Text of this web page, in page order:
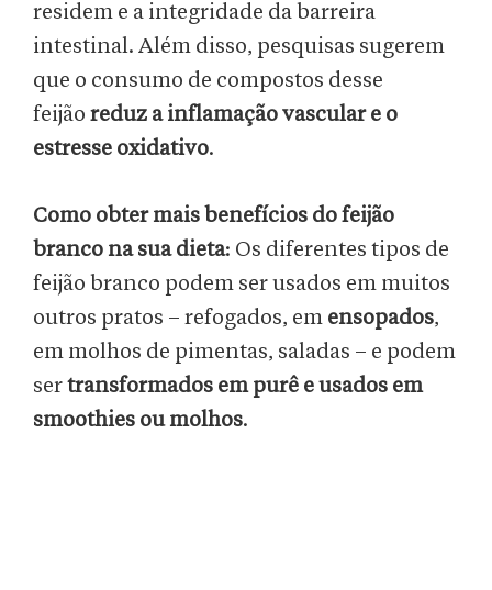
residem e a integridade da barreira
intestinal. Além disso, pesquisas sugerem
que o consumo de compostos desse
feijão reduz a inflamação vascular e o
estresse oxidativo.
Como obter mais benefícios do feijão
branco na sua dieta: Os diferentes tipos de
feijão branco podem ser usados em muitos
outros pratos – refogados, em ensopados,
em molhos de pimentas, saladas – e podem
sertransformados em purê e usados em
smoothies ou molhos.